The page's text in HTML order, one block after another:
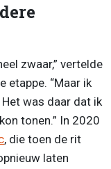
zwaar,” vertelde
etappe. “Maar ik
was daar dat ik
tonen.” In 2020
, die toen de rit
laten